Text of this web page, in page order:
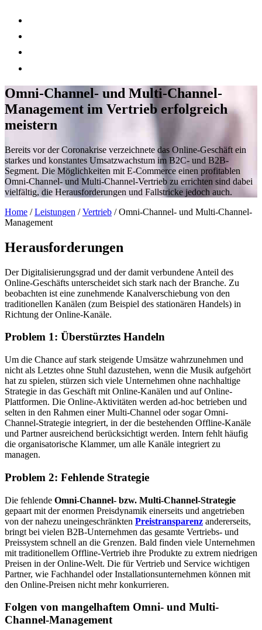
Omni-Channel- und Multi-Channel-
Management im Vertrieb erfolgreich
meistern
Bereits vor der Coronakrise verzeichnete das Online-Geschäft ein
starkes und konstantes Umsatzwachstum im B2C- und B2B-
Segment. Die Möglichkeiten mit E-Commerce einen profitablen
Omni-Channel- und Multi-Channel-Vertrieb zu errichten sind dabei
vielfältig, die Herausforderungen und Fallstricke jedoch auch.
Home /Leistungen /Vertrieb /Omni-Channel- und Multi-Channel-
Management
Herausforderungen
Der Digitalisierungsgrad und der damit verbundene Anteil des
Online-Geschäfts unterscheidet sich stark nach der Branche. Zu
beobachten ist eine zunehmende Kanalverschiebung von den
traditionellen Kanälen (zum Beispiel des stationären Handels) in
Richtung der Online-Kanäle.
Problem 1: Überstürztes Handeln
Um die Chance auf stark steigende Umsätze wahrzunehmen und
nicht als Letztes ohne Stuhl dazustehen, wenn die Musik aufgehört
hat zu spielen, stürzen sich viele Unternehmen ohne nachhaltige
Strategie in das Geschäft mit Online-Kanälen und auf Online-
Plattformen. Die Online-Aktivitäten werden ad-hoc betrieben und
selten in den Rahmen einer Multi-Channel oder sogar Omni-
Channel-Strategie integriert, in der die bestehenden Offline-Kanäle
und Partner ausreichend berücksichtigt werden. Intern fehlt häufig
die organisatorische Klammer, um alle Kanäle integriert zu
managen.
Problem 2: Fehlende Strategie
Die fehlende Omni-Channel- bzw. Multi-Channel-Strategie
gepaart mit der enormen Preisdynamik einerseits und angetrieben
von der nahezu uneingeschränkten Preistransparenz andererseits,
bringt bei vielen B2B-Unternehmen das gesamte Vertriebs- und
Preissystem schnell an die Grenzen. Bald finden viele Unternehmen
mit traditionellem Offline-Vertrieb ihre Produkte zu extrem niedrigen
Preisen in der Online-Welt. Die für Vertrieb und Service wichtigen
Partner, wie Fachhandel oder Installationsunternehmen können mit
den Online-Preisen nicht mehr konkurrieren.
Folgen von mangelhaftem Omni- und Multi-
Channel-Management